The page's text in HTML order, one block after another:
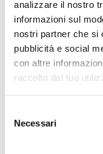
analizzare il nostro
informazioni sul
nostri partner che si
pubblicità e social
con altre
raccolto dal tuo
delNecessari
Rivestimenti
Tessuto Bouclé
Ecopelle Nabuk
Pelle Fiore